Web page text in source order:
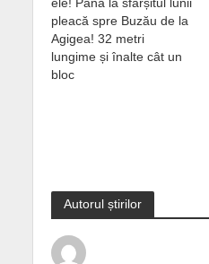
pleacă spre Buzău de la
Agigea! 32 metri
lungime și înalte cât un
bloc
Autorul știrilor